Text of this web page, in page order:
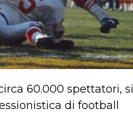
60.000 spettatori, si
di football